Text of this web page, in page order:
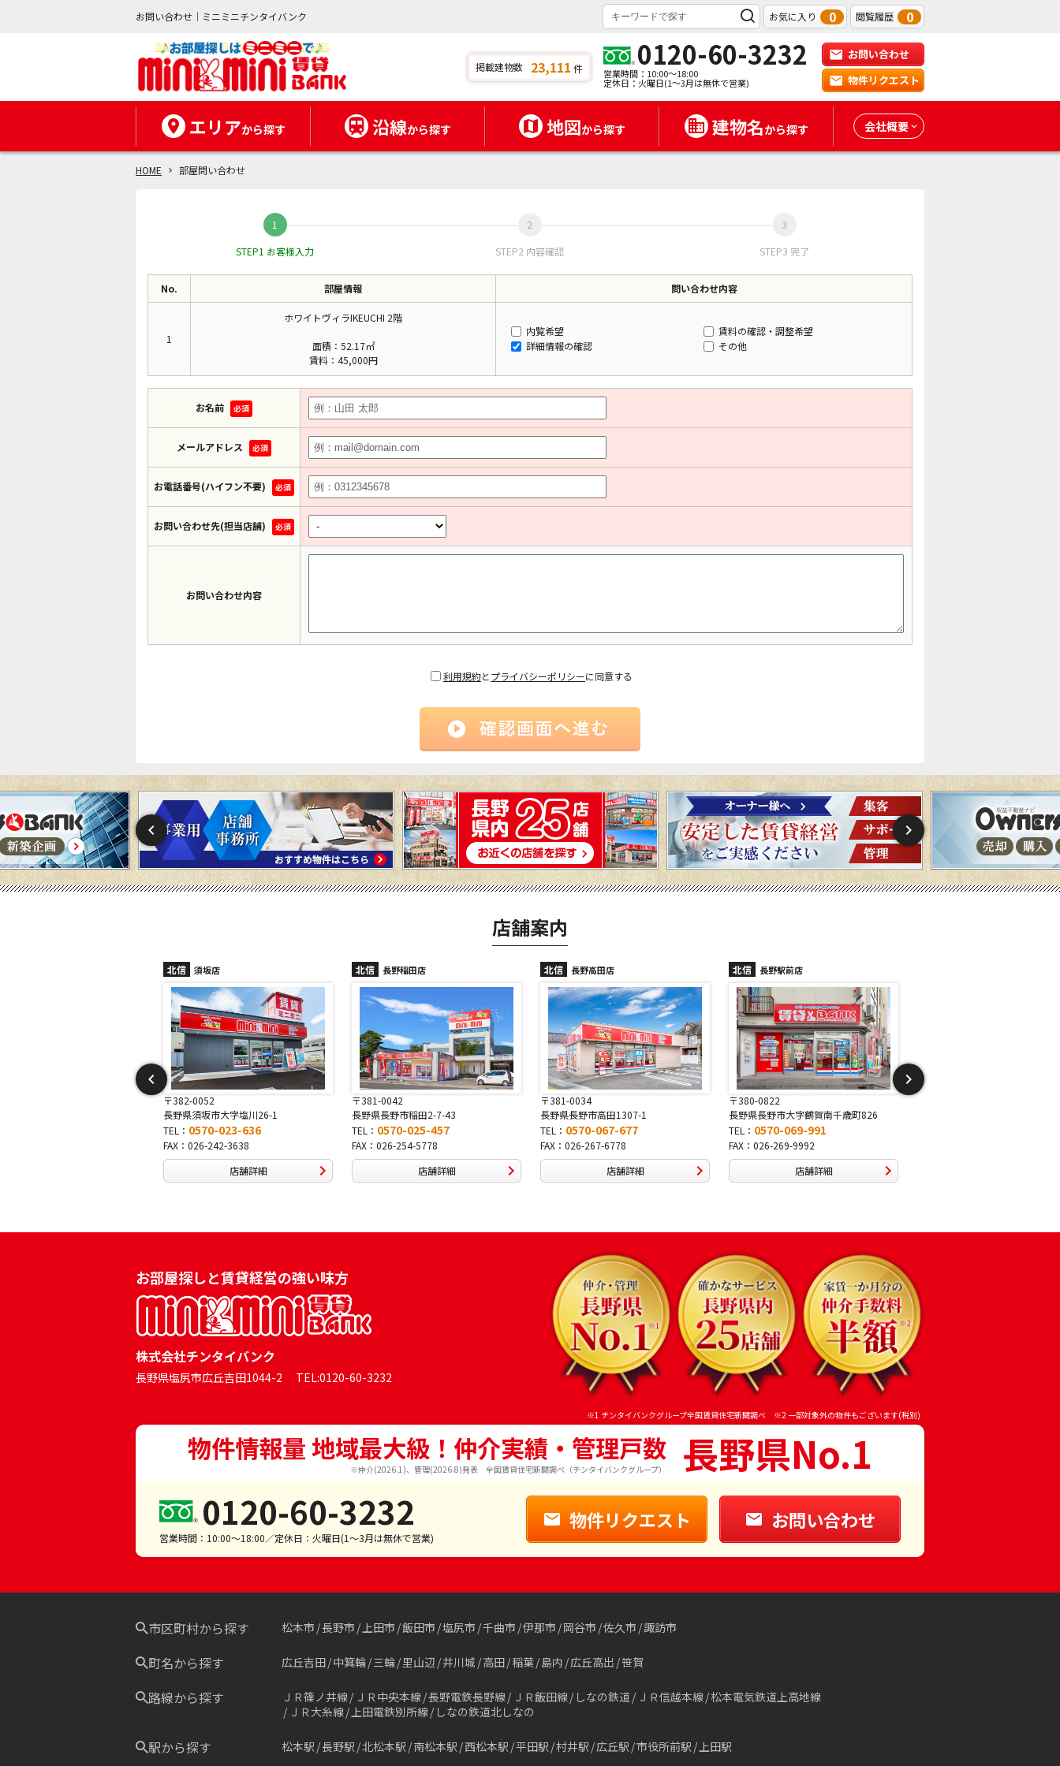
お問い合わせ｜ミニミニチンタイバンク お気に入り 0 閲覧履歴 0
掲載建物数 23,111 件 0120-60-3232
営業時間：10:00～18:00
定休日：火曜日(1～3月は無休で営業)
お問い合わせ
物件リクエスト
エリアから探す 沿線から探す 地図から探す 建物名から探す 会社概要
HOME 部屋問い合わせ
STEP1 お客様入力 STEP2 内容確認 STEP3 完了
No. 部屋情報 問い合わせ内容
1
ホワイトヴィラIKEUCHI 2階
面積：52.17㎡
賃料：45,000円
内覧希望
賃料の確認・調整希望
詳細情報の確認
その他
お名前 必須
メールアドレス 必須
お電話番号(ハイフン不要) 必須
お問い合わせ先(担当店舗) 必須
お問い合わせ内容
利用規約とプライバシーポリシーに同意する
店舗案内
北信 長野稲田店
〒381-0042
長野県長野市稲田2-7-43
TEL：0570-025-457
FAX：026-254-5778
店舗詳細
北信 長野高田店
〒381-0034
長野県長野市高田1307-1
TEL：0570-067-677
FAX：026-267-6778
店舗詳細
北信 長野駅前店
〒380-0822
長野県長野市大字鶴賀南千歳町826
TEL：0570-069-991
FAX：026-269-9992
店舗詳細
北信 長野稲里店
〒381-2243
長野県長野市稲里1-5-25
TEL：0570-067-878
FAX：026-286-7888
店舗詳細
お部屋探しと賃貸経営の強い味方
株式会社チンタイバンク
長野県塩尻市広丘吉田1044-2 TEL:0120-60-3232
※1 チンタイバンクグループ全国賃貸住宅新聞調べ ※2 一部対象外の物件もございます(税別)
物件情報量 地域最大級！仲介実績・管理戸数
※仲介(2026.1)、管理(2026.8)発表 全国賃貸住宅新聞調べ（チンタイバンクグループ） 長野県No.1
0120-60-3232
営業時間：10:00～18:00／定休日：火曜日(1～3月は無休で営業)
物件リクエスト お問い合わせ
市区町村から探す 松本市 長野市 上田市 飯田市 塩尻市 千曲市 伊那市 岡谷市 佐久市 諏訪市
町名から探す 広丘吉田 中箕輪 三輪 里山辺 井川城 高田 稲葉 島内 広丘高出 笹賀
路線から探す ＪＲ篠ノ井線 ＪＲ中央本線 長野電鉄長野線 ＪＲ飯田線 しなの鉄道 ＪＲ信越本線 松本電気鉄道上高地線
ＪＲ大糸線 上田電鉄別所線 しなの鉄道北しなの
駅から探す 松本駅 長野駅 北松本駅 南松本駅 西松本駅 平田駅 村井駅 広丘駅 市役所前駅 上田駅